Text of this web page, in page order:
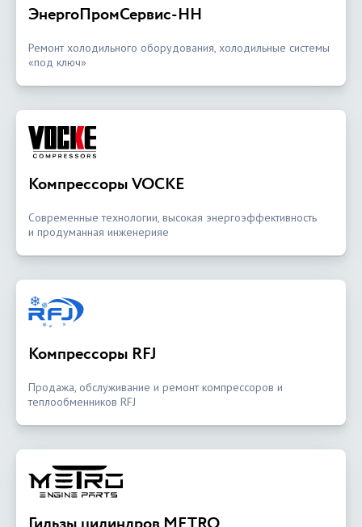
ЭнергоПромСервис-НН
Ремонт холодильного оборудования, холодильные системы
«под ключ»
Компрессоры VOCKE
Современные технологии, высокая энергоэффективность
и продуманная инженерияе
Компрессоры RFJ
Продажа, обслуживание и ремонт компрессоров и
теплообменников RFJ